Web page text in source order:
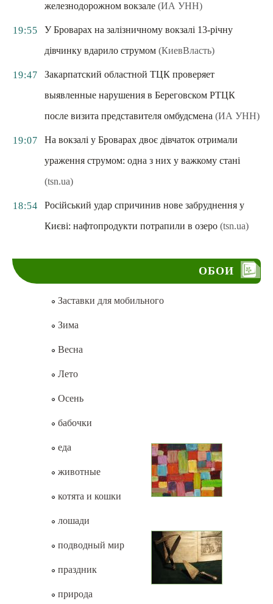
железнодорожном вокзале (ИА УНН)
19:55
У Броварах на залізничному вокзалі 13-річну
дівчинку вдарило струмом (КиевВласть)
19:47
Закарпатский областной ТЦК проверяет
выявленные нарушения в Береговском РТЦК
после визита представителя омбудсмена (ИА УНН)
19:07
На вокзалі у Броварах двоє дівчаток отримали
ураження струмом: одна з них у важкому стані
(tsn.ua)
18:54
Російський удар спричинив нове забруднення у
Києві: нафтопродукти потрапили в озеро (tsn.ua)
ОБОИ
Заставки для мобильного
Зима
Весна
Лето
Осень
бабочки
еда
животные
котята и кошки
лошади
подводный мир
праздник
природа